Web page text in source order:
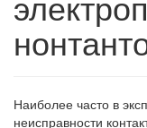
Наиболее часто в
неисправности